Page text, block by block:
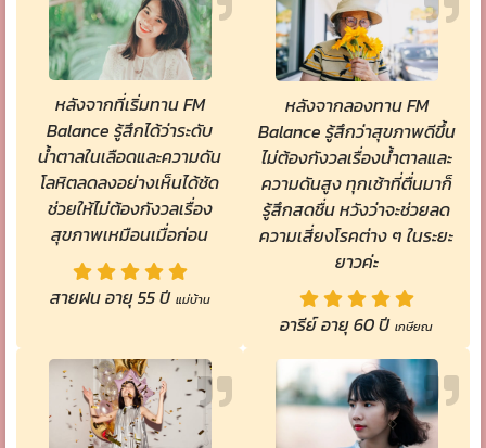
หลังจากที่เริ่มทาน FM
Balance รู้สึกได้ว่าระดับ
น้ำตาลในเลือดและความดัน
โลหิตลดลงอย่างเห็นได้ชัด
ช่วยให้ไม่ต้องกังวลเรื่อง
สุขภาพเหมือนเมื่อก่อน
สายฝน อายุ 55 ปี แม่บ้าน
หลังจากลองทาน FM
Balance รู้สึกว่าสุขภาพดีขึ้น
ไม่ต้องกังวลเรื่องน้ำตาลและ
ความดันสูง ทุกเช้าที่ตื่นมาก็
รู้สึกสดชื่น หวังว่าจะช่วยลด
ความเสี่ยงโรคต่าง ๆ ในระยะ
ยาวค่ะ
อารีย์ อายุ 60 ปี เกษียณ